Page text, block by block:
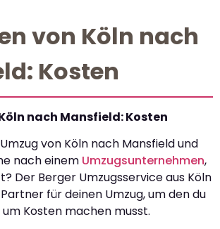
von Köln nach
Kosten
nach Mansfield: Kosten
von Köln nach Mansfield und
nach einem Umzugsunternehmen,
Der Berger Umzugsservice aus Köln
für deinen Umzug, um den du
Kosten machen musst.